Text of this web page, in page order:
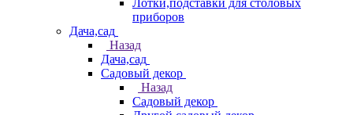
Лотки,подставки для столовых
приборов
Дача,сад
Назад
Дача,сад
Садовый декор
Назад
Садовый декор